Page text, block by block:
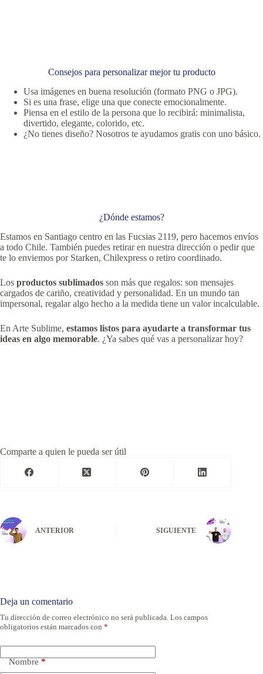
Consejos para personalizar mejor tu producto
Usa imágenes en buena resolución (formato PNG o JPG).
Si es una frase, elige una que conecte emocionalmente.
Piensa en el estilo de la persona que lo recibirá: minimalista,
divertido, elegante, colorido, etc.
¿No tienes diseño? Nosotros te ayudamos gratis con uno básico.
¿Dónde estamos?
Estamos en Santiago centro en las Fucsias 2119, pero hacemos envíos
a todo Chile. También puedes retirar en nuestra dirección o pedir que
te lo enviemos por Starken, Chilexpress o retiro coordinado.
Los productos sublimados son más que regalos: son mensajes
cargados de cariño, creatividad y personalidad. En un mundo tan
impersonal, regalar algo hecho a la medida tiene un valor incalculable.
En Arte Sublime, estamos listos para ayudarte a transformar tus
ideas en algo memorable. ¿Ya sabes qué vas a personalizar hoy?
Comparte a quien le pueda ser útil
ANTERIOR SIGUIENTE
Deja un comentario
Tu dirección de correo electrónico no será publicada. Los campos
obligatorios están marcados con *
Nombre *